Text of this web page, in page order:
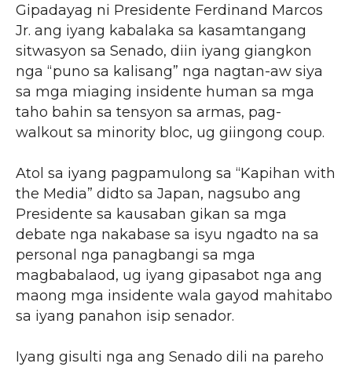
Gipadayag ni Presidente Ferdinand Marcos
Jr. ang iyang kabalaka sa kasamtangang
sitwasyon sa Senado, diin iyang giangkon
nga “puno sa kalisang” nga nagtan-aw siya
sa mga miaging insidente human sa mga
taho bahin sa tensyon sa armas, pag-
walkout sa minority bloc, ug giingong coup.
Atol sa iyang pagpamulong sa “Kapihan with
the Media” didto sa Japan, nagsubo ang
Presidente sa kausaban gikan sa mga
debate nga nakabase sa isyu ngadto na sa
personal nga panagbangi sa mga
magbabalaod, ug iyang gipasabot nga ang
maong mga insidente wala gayod mahitabo
sa iyang panahon isip senador.
Iyang gisulti nga ang Senado dili na pareho